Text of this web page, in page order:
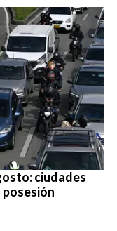
ciudades
posesión